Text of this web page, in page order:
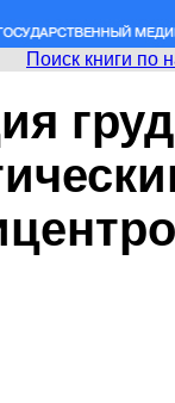
Поиск книги по